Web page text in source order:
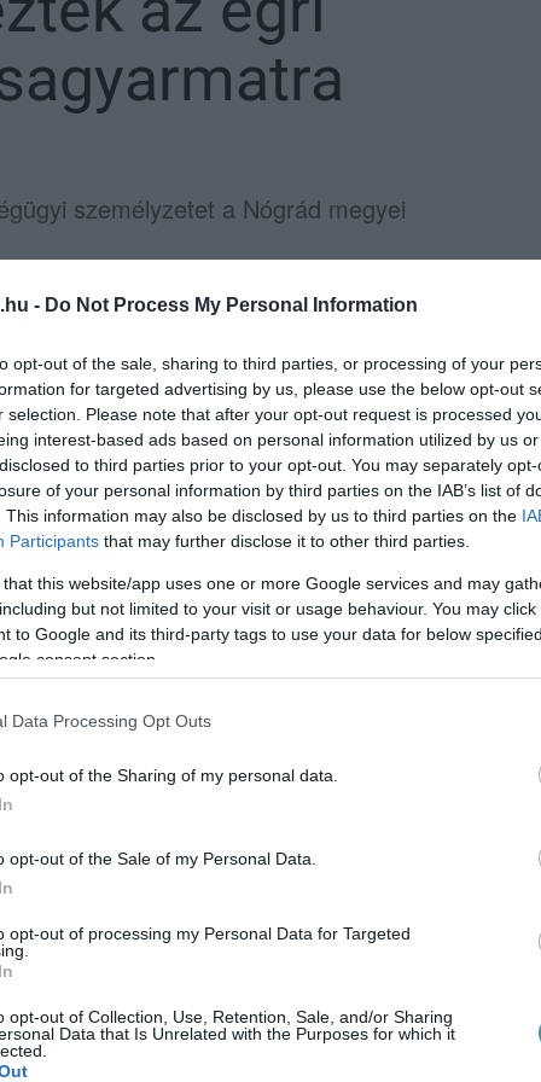
- Do Not Process My Personal Information
opt-out of the sale, sharing to third parties, or processing of your
for targeted advertising by us, please use the below opt-out
selection. Please note that after your opt-out request is processed
interest-based ads based on personal information utilized by us
to third parties prior to your opt-out. You may separately
of your personal information by third parties on the IAB’s list of
This information may also be disclosed by us to third parties on the
Participants that may further disclose it to other third parties.
that this website/app uses one or more Google services and may
but not limited to your visit or usage behaviour. You may
to Google and its third-party tags to use your data for below
consent section.
Data Processing Opt Outs
opt-out of the Sharing of my personal data.
opt-out of the Sale of my Personal Data.
opt-out of processing my Personal Data for Targeted
opt-out of Collection, Use, Retention, Sale, and/or Sharing
Data that Is Unrelated with the Purposes for which it
személyzetet a Nógrád megyei
csütörtök este az egri Markhot Ferenc
dolgozójával közölték, hogy másnap
hogy koronavírusos betegeket
de a koronavírus miatt így is 48 egri
50 embert vitt egy busz a
Rendelőintézet elé; a buszon olyan
ültek, akiket a koronavírus-járvány
Markhot Ferenc Oktatókórházból és
közül többen is
érte őket az utasítás híre, és
sem volt túl ideális.
helyzet indokolta, hiszen a
nyilván, mint Heves megyében.
Rendelőintézet olyan kijelölt kórház